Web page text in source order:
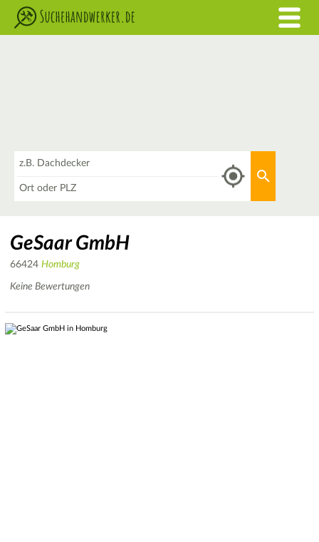
GeSaar GmbH
66424 Homburg
Keine Bewertungen